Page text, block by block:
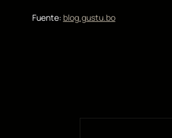
Fuente: blog.gustu.bo